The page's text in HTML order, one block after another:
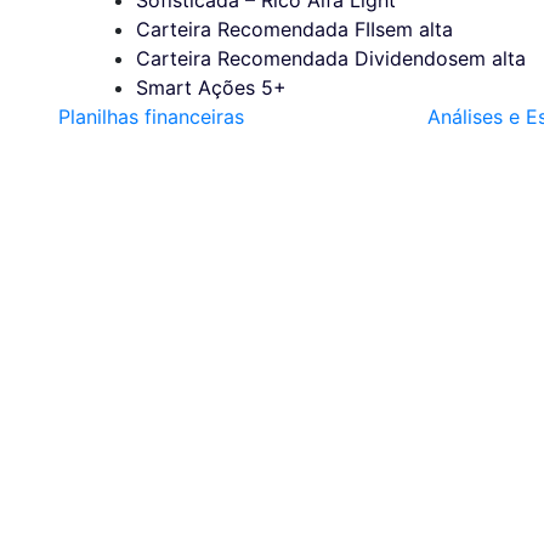
Carteira Recomendada FIIsem alta
Carteira Recomendada Dividendosem alta
Smart Ações 5+
Planilhas financeiras Análises e